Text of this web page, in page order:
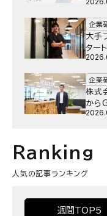
きか
企業
大手
ター
感｣
企業
株式
から
サー
Ranking
人気の記事ランキング
週間TOP5